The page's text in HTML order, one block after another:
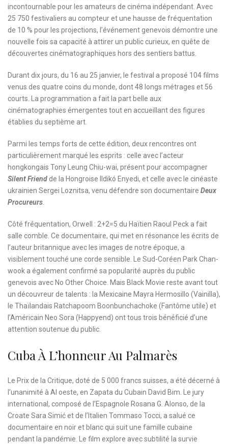
incontournable pour les amateurs de cinéma indépendant. Avec
25 750 festivaliers au compteur et une hausse de fréquentation
de 10 % pour les projections, l’événement genevois démontre une
nouvelle fois sa capacité à attirer un public curieux, en quête de
découvertes cinématographiques hors des sentiers battus.
Durant dix jours, du 16 au 25 janvier, le festival a proposé 104 films
venus des quatre coins du monde, dont 48 longs métrages et 56
courts. La programmation a fait la part belle aux
cinématographies émergentes tout en accueillant des figures
établies du septième art.
Parmi les temps forts de cette édition, deux rencontres ont
particulièrement marqué les esprits : celle avec l’acteur
hongkongais Tony Leung Chiu-wai, présent pour accompagner
Silent Friend de la Hongroise Ildikó Enyedi, et celle avec le cinéaste
ukrainien Sergei Loznitsa, venu défendre son documentaire Deux
Procureurs.
Côté fréquentation, Orwell : 2+2=5 du Haïtien Raoul Peck a fait
salle comble. Ce documentaire, qui met en résonance les écrits de
l’auteur britannique avec les images de notre époque, a
visiblement touché une corde sensible. Le Sud-Coréen Park Chan-
wook a également confirmé sa popularité auprès du public
genevois avec No Other Choice. Mais Black Movie reste avant tout
un découvreur de talents : la Mexicaine Mayra Hermosillo (Vainilla),
le Thaïlandais Ratchapoom Boonbunchachoke (Fantôme utile) et
l’Américain Neo Sora (Happyend) ont tous trois bénéficié d’une
attention soutenue du public.
Cuba À L’honneur Au Palmarès
Le Prix de la Critique, doté de 5 000 francs suisses, a été décerné à
l’unanimité à Al oeste, en Zapata du Cubain David Bim. Le jury
international, composé de l’Espagnole Rosana G. Alonso, de la
Croate Sara Simić et de l’Italien Tommaso Tocci, a salué ce
documentaire en noir et blanc qui suit une famille cubaine
pendant la pandémie. Le film explore avec subtilité la survie